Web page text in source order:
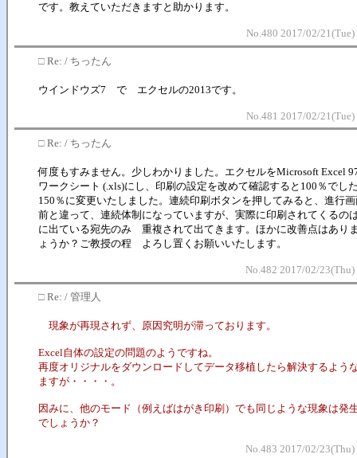
です。教えていただきますと助かります。
No.480 2017/02/
□ Re: / ちったん
ウインドウズ7 で エクセルの2013です。
No.481 2017/02/
□ Re: / ちったん
何度もすみません。少しわかりました。エクセルをMicrosoft Excel
ワークシート (.xls)にし、印刷の設定を改めて確認すると100％でし
150％に変更いたしました。連続印刷ボタンを押してみると、進行
前と違って、連続体制になっていますが、実際に印刷されてくるの
に出ている宛先のみ 重複されて出てきます。ほかに改善点はあり
ょうか？ご教授の程 よろし置くお願いいたします。
No.482 2017/02/
□ Re: / 管理人
現象が再現されず、原因究明が滞っております。
Excel自体の設定の問題のようですね。
再度オリジナルをダウンロードしてデータ移植したら解決するよう
ますが・・・・。
因みに、他のモード（例えばはがき印刷）でも同じような現象は発
でしょうか？
No.483 2017/02/